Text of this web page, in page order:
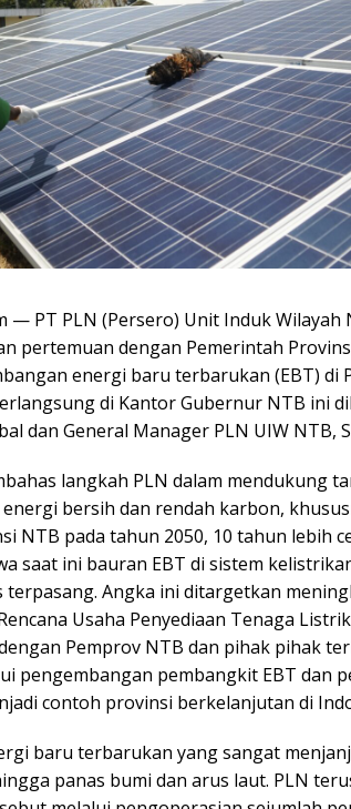
— PT PLN (Persero) Unit Induk
pertemuan dengan Pemerintah
energi baru terbarukan (EBT) di
di Kantor Gubernur NTB ini
dan General Manager PLN UIW NTB,
langkah PLN dalam mendukung
bersih dan rendah karbon,
NTB pada tahun 2050, 10 tahun lebih
saat ini bauran EBT di sistem
terpasang. Angka ini ditargetkan
Usaha Penyediaan Tenaga
Pemprov NTB dan pihak pihak
pengembangan pembangkit EBT dan
contoh provinsi berkelanjutan di
baru terbarukan yang sangat
panas bumi dan arus laut. PLN